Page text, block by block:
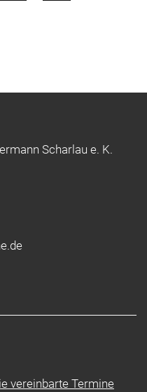
Scharlau e. K.
vereinbarte Termine